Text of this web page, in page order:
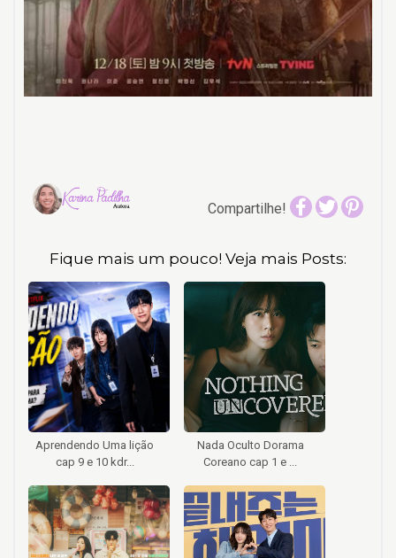
Compartilhe!
Fique mais um pouco! Veja mais Posts:
Aprendendo Uma lição
cap 9 e 10 kdr...
Nada Oculto Dorama
Coreano cap 1 e ...